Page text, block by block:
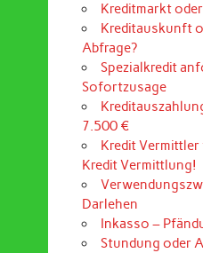
Kreditmarkt
Kreditauskunft
Abfrage?
Spezialkredit
Sofortzusage
7.500 €
Kredit
Kredit Vermittlung!
Darlehen
Inkasso –
Stundung oder